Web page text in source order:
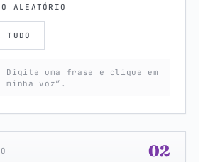
ALEATÓRIO
TUDO
Digite uma frase e clique em
minha voz”.
02